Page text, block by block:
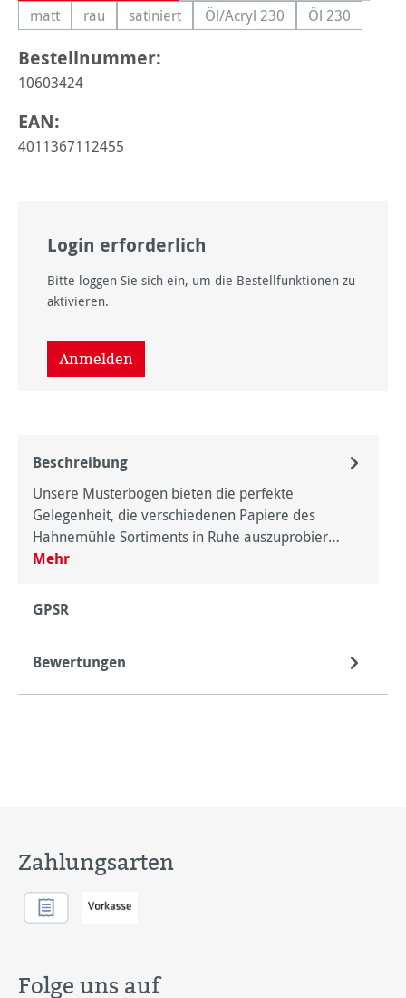
matt(Diese Option ist zurzeit nicht verfügbar.)
rau(Diese Option ist zurzeit nicht verfügbar.)
satiniert(Diese Option ist zurzeit nicht verfügbar.)
Öl/Acryl 230(Diese Option ist zurzeit
Öl 230
(Diese
Bestellnummer:
10603424
EAN:
4011367112455
Login erforderlich
Bitte loggen Sie sich ein, um die Bestellfunktionen zu
aktivieren.
Anmelden
Beschreibung
Unsere Musterbogen bieten die perfekte
Gelegenheit, die verschiedenen Papiere des
Hahnemühle Sortiments in Ruhe auszuprobier…
Mehr
GPSR
Bewertungen
Zahlungsarten
Folge uns auf